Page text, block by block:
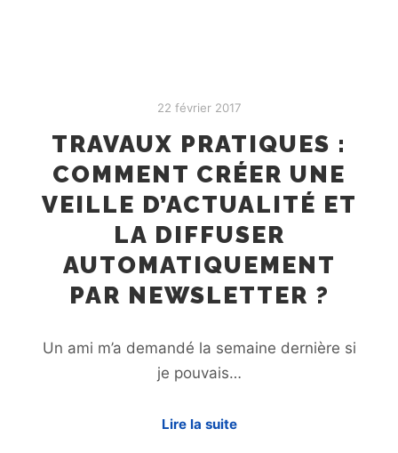
22 février 2017
TRAVAUX PRATIQUES :
COMMENT CRÉER UNE
VEILLE D’ACTUALITÉ ET
LA DIFFUSER
AUTOMATIQUEMENT
PAR NEWSLETTER ?
Un ami m’a demandé la semaine dernière si
je pouvais…
Lire la suite